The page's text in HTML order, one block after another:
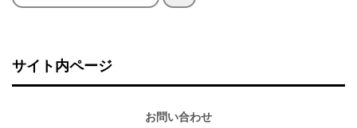
サイト内ページ
お問い合わせ